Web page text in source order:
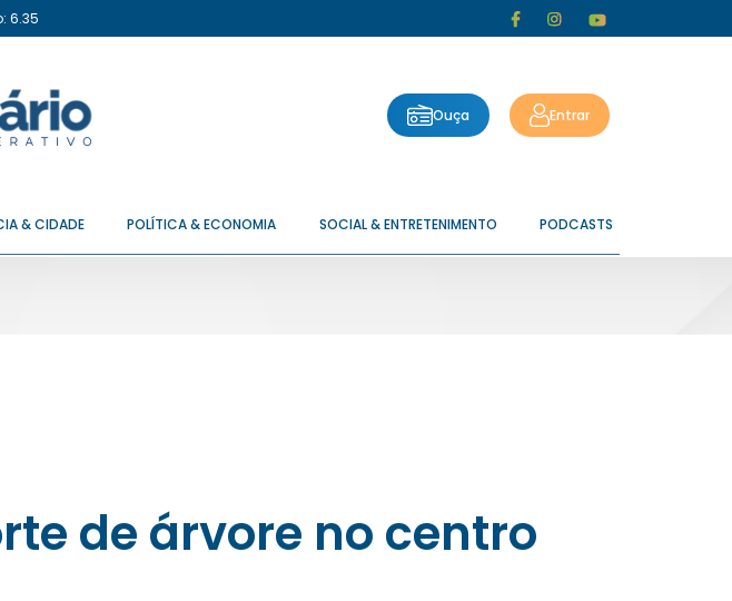
6.35
Ouça Entrar
& CIDADE POLÍTICA & ECONOMIA SOCIAL & ENTRETENIMENTO PODCASTS
de árvore no centro